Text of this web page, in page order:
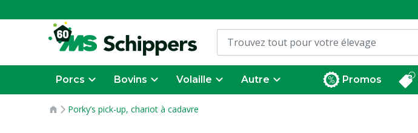
Porcs Bovins Volaille Autre Promos
Porky’s pick-up, chariot à cadavre